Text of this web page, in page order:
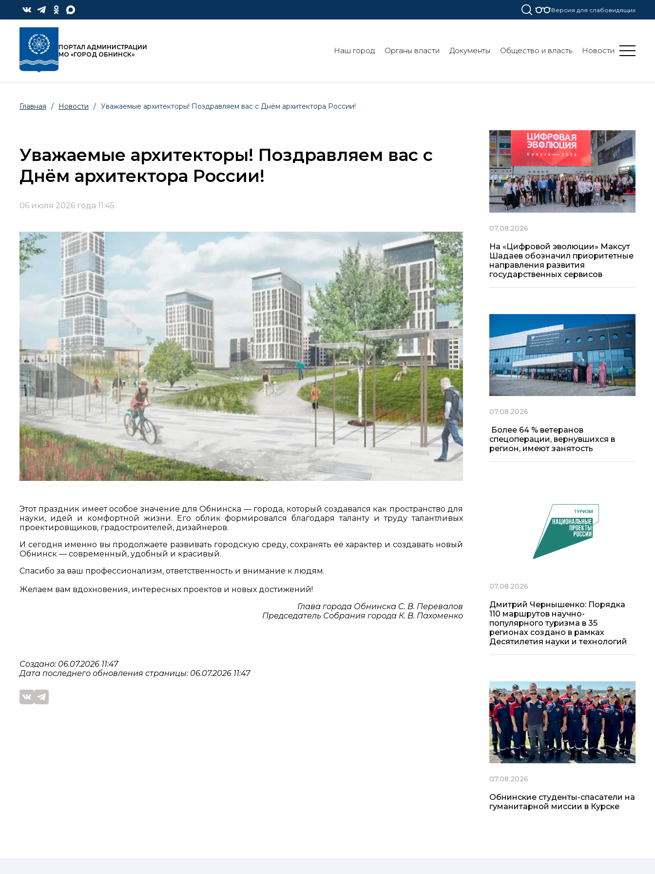
Версия для слабовидящих
ПОРТАЛ АДМИНИСТРАЦИИ
МО «ГОРОД ОБНИНСК»
Наш город Органы власти Документы Общество и власть Новости
Главная / Новости / Уважаемые архитекторы! Поздравляем вас с Днём архитектора России!
Уважаемые архитекторы! Поздравляем вас с
Днём архитектора России!
06 июля 2026 года 11:45
Этот праздник имеет особое значение для Обнинска — города, который создавался как пространство для
науки, идей и комфортной жизни. Его облик формировался благодаря таланту и труду талантливых
проектировщиков, градостроителей, дизайнеров.
И сегодня именно вы продолжаете развивать городскую среду, сохранять её характер и создавать новый
Обнинск — современный, удобный и красивый.
Спасибо за ваш профессионализм, ответственность и внимание к людям.
Желаем вам вдохновения, интересных проектов и новых достижений!
Глава города Обнинска С. В. Перевалов
Председатель Собрания города К. В. Пахоменко
Создано: 06.07.2026 11:47
Дата последнего обновления страницы: 06.07.2026 11:47
07.08.2026
На «Цифровой эволюции» Максут
Шадаев обозначил приоритетные
направления развития
государственных сервисов
07.08.2026
Более 64 % ветеранов
спецоперации, вернувшихся в
регион, имеют занятость
07.08.2026
Дмитрий Чернышенко: Порядка
110 маршрутов научно-
популярного туризма в 35
регионах создано в рамках
Десятилетия науки и технологий
07.08.2026
Обнинские студенты-спасатели на
гуманитарной миссии в Курске